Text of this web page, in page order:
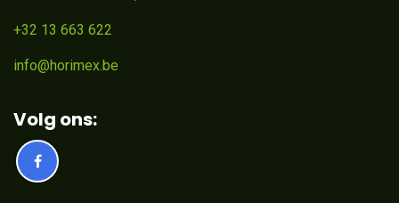
+32 13 663 622
info@horimex.be
Volg ons: